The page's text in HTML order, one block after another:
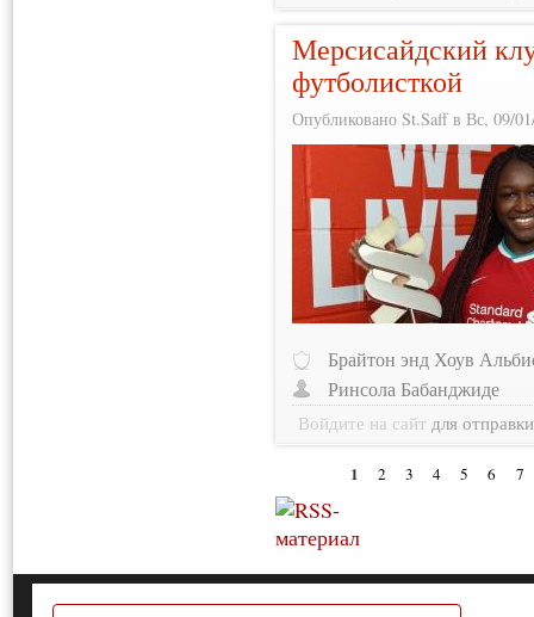
Мерсисайдский
футболисткой
Опубликовано St.Saff в Вс, 09/
Брайтон энд Хоув
Ринсола Бабанджиде
Войдите на сайт для
1 2 3 4 5 6 7